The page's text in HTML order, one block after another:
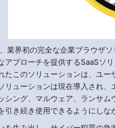
界初の完全な企業ブラウザ
アプローチを提供するSaaSソ
たこのソリューションは、ユ
リューションは現在導入され
シング、マルウェア、ランサ
引き続き使用できるようにしな